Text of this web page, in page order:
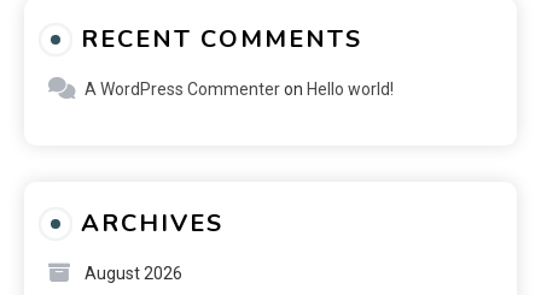
RECENT COMMENTS
A WordPress Commenteron Hello world!
ARCHIVES
August 2026